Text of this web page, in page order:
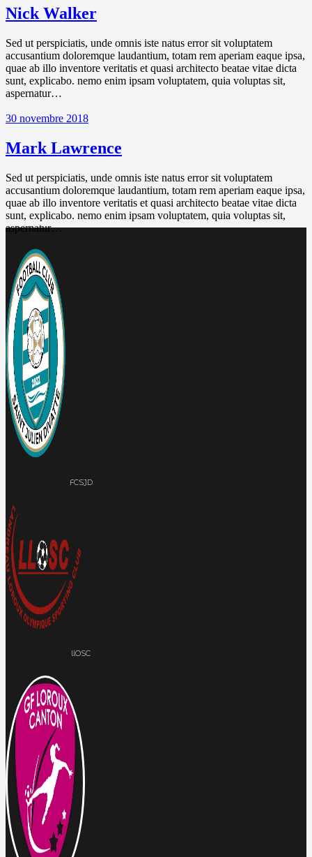
Nick Walker
Sed ut perspiciatis, unde omnis iste natus error sit voluptatem
accusantium doloremque laudantium, totam rem aperiam eaque ipsa,
quae ab illo inventore veritatis et quasi architecto beatae vitae dicta
sunt, explicabo. nemo enim ipsam voluptatem, quia voluptas sit,
aspernatur…
30 novembre 2018
Mark Lawrence
Sed ut perspiciatis, unde omnis iste natus error sit voluptatem
accusantium doloremque laudantium, totam rem aperiam eaque ipsa,
quae ab illo inventore veritatis et quasi architecto beatae vitae dicta
sunt, explicabo. nemo enim ipsam voluptatem, quia voluptas sit,
aspernatur…
FCSJD
llOSC